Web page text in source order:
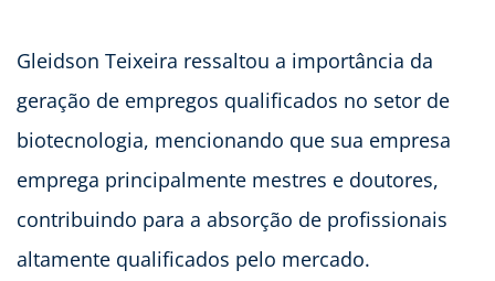
Gleidson Teixeira ressaltou a importância da
geração de empregos qualificados no setor de
biotecnologia, mencionando que sua empresa
emprega principalmente mestres e doutores,
contribuindo para a absorção de profissionais
altamente qualificados pelo mercado.